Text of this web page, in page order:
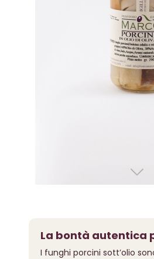
La bontà autentica
I funghi porcini sott’olio